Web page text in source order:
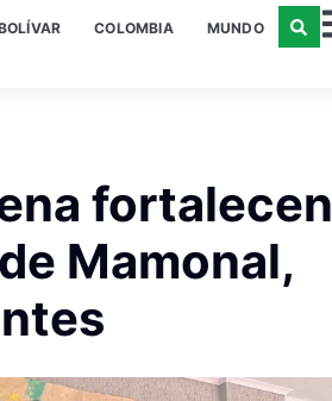
COLOMBIA MUNDO
fortalecen
Mamonal,